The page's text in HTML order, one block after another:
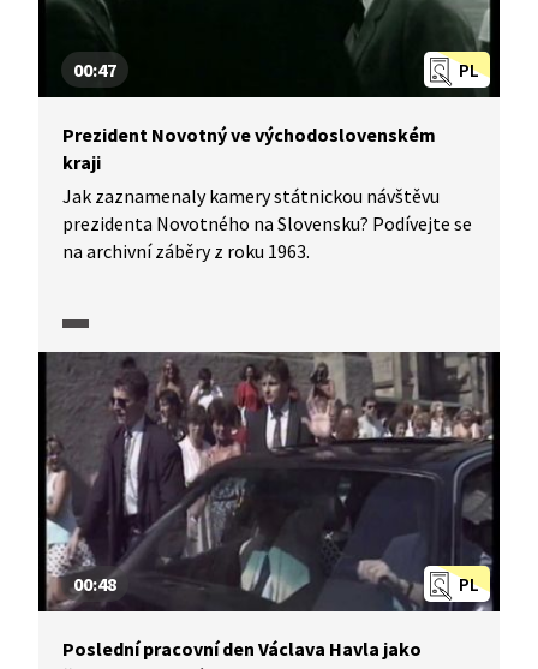
PL
00:47
Prezident Novotný ve východoslovenském
kraji
Jak zaznamenaly kamery státnickou návštěvu
prezidenta Novotného na Slovensku? Podívejte se
na archivní záběry z roku 1963.
PL
00:48
Poslední pracovní den Václava Havla jako